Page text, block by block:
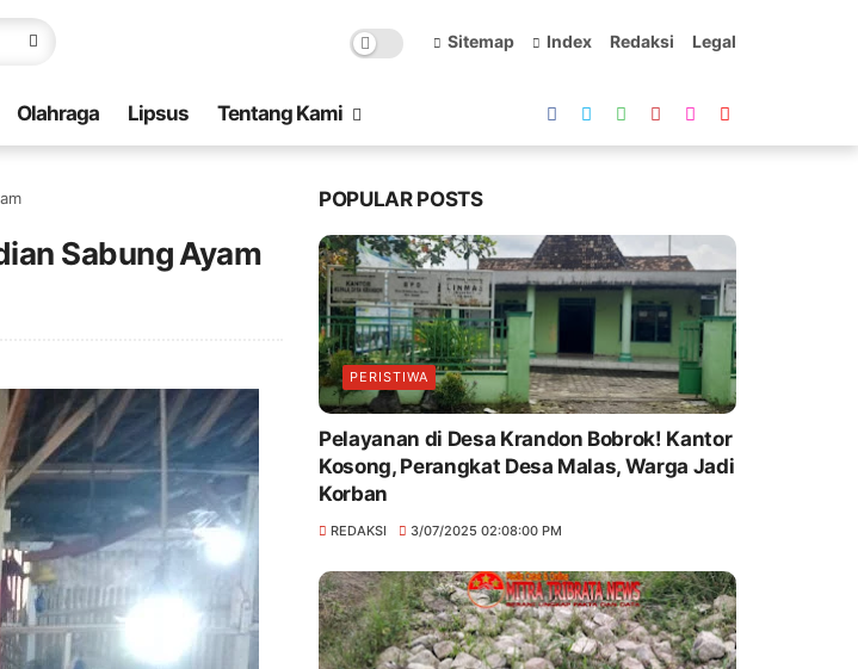
Sitemap Index Redaksi Legal
Olahraga Lipsus Tentang Kami
Sabung Ayam
POPULAR POSTS
PERISTIWA
Pelayanan di Desa Krandon Bobrok! Kantor
Kosong, Perangkat Desa Malas, Warga Jadi
Korban
REDAKSI 3/07/2025 02:08:00 PM